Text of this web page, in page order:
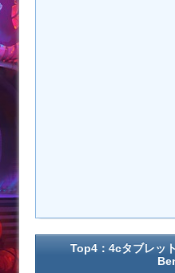
Top4：4cタブレッ